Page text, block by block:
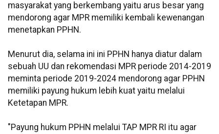
masyarakat yang berkembang yaitu arus besar yang
mendorong agar MPR memiliki kembali kewenangan
menetapkan PPHN.
Menurut dia, selama ini ini PPHN hanya diatur dalam
sebuah UU dan rekomendasi MPR periode 2014-2019
meminta periode 2019-2024 mendorong agar PPHN
memiliki payung hukum lebih kuat yaitu melalui
Ketetapan MPR.
"Payung hukum PPHN melalui TAP MPR RI itu agar